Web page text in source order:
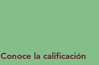
Conoce la calificación